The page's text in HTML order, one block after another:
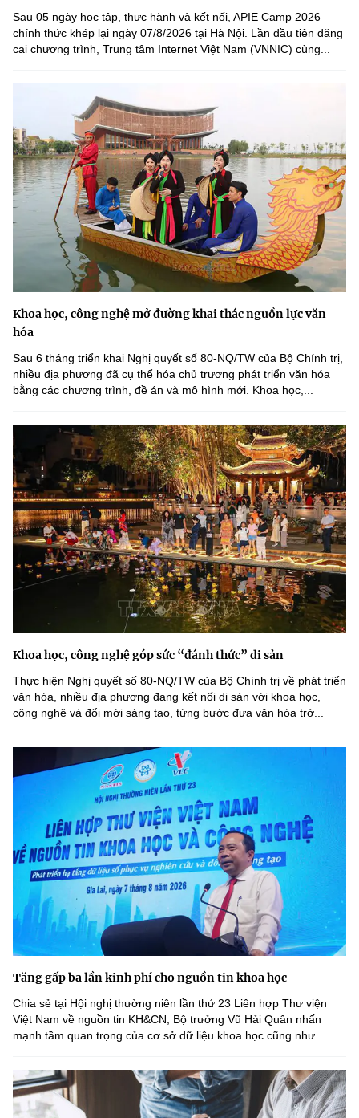
Sau 05 ngày học tập, thực hành và kết nối, APIE Camp 2026
chính thức khép lại ngày 07/8/2026 tại Hà Nội. Lần đầu tiên đăng
cai chương trình, Trung tâm Internet Việt Nam (VNNIC) cùng...
Khoa học, công nghệ mở đường khai thác nguồn lực văn
hóa
Sau 6 tháng triển khai Nghị quyết số 80-NQ/TW của Bộ Chính trị,
nhiều địa phương đã cụ thể hóa chủ trương phát triển văn hóa
bằng các chương trình, đề án và mô hình mới. Khoa học,...
Khoa học, công nghệ góp sức “đánh thức” di sản
Thực hiện Nghị quyết số 80-NQ/TW của Bộ Chính trị về phát triển
văn hóa, nhiều địa phương đang kết nối di sản với khoa học,
công nghệ và đổi mới sáng tạo, từng bước đưa văn hóa trở...
Tăng gấp ba lần kinh phí cho nguồn tin khoa học
Chia sẻ tại Hội nghị thường niên lần thứ 23 Liên hợp Thư viện
Việt Nam về nguồn tin KH&CN, Bộ trưởng Vũ Hải Quân nhấn
mạnh tầm quan trọng của cơ sở dữ liệu khoa học cũng như...